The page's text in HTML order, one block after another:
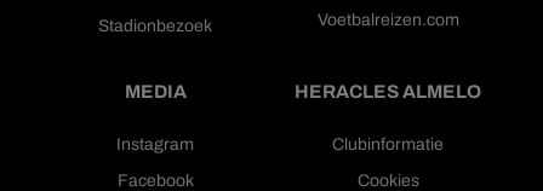
Stadionbezoek
Voetbalreizen.com
MEDIA
Instagram
Facebook
HERACLES ALMELO
Clubinformatie
Cookies